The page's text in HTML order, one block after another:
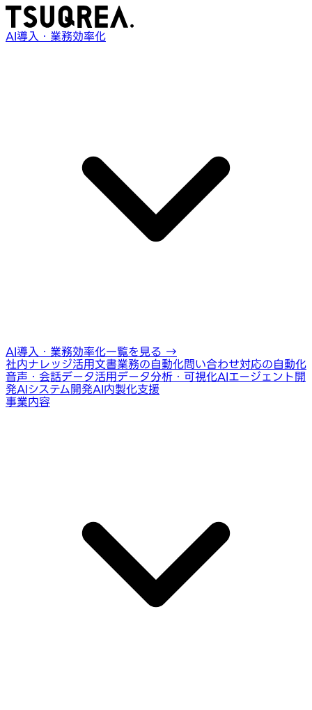
AI導入・業務効率化
AI導入・業務効率化一覧を見る →
社内ナレッジ活用文書業務の自動化問い合わせ対応の自動化
音声・会話データ活用データ分析・可視化AIエージェント開
発AIシステム開発AI内製化支援
事業内容